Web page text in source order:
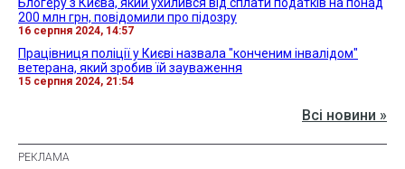
Блогеру з Києва, який ухилився від сплати податків на понад
200 млн грн, повідомили про підозру
16 серпня 2024, 14:57
Працівниця поліції у Києві назвала "конченим інвалідом"
ветерана, який зробив їй зауваження
15 серпня 2024, 21:54
Всі новини »